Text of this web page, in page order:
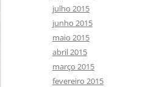
julho 2015
junho 2015
maio 2015
abril 2015
março 2015
fevereiro 2015